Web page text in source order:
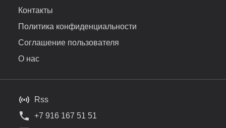
Контакты
Политика конфиденциальности
Соглашение пользователя
О нас
Rss
+7 916 167 51 51